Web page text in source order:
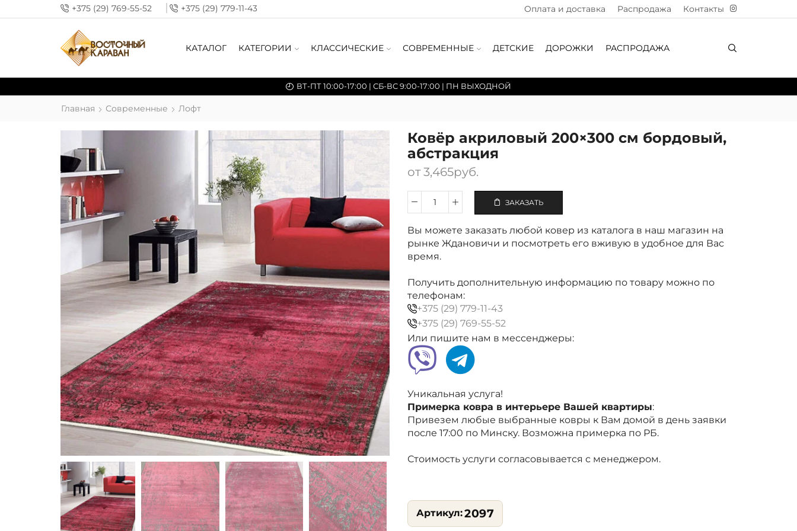
+375 (29) 769-55-52 +375 (29) 779-11-43 Оплата и доставка Распродажа Контакты
КАТАЛОГ КАТЕГОРИИ КЛАССИЧЕСКИЕ СОВРЕМЕННЫЕ ДЕТСКИЕ ДОРОЖКИ РАСПРОДАЖА
ВТ-ПТ 10:00-17:00 | СБ-ВС 9:00-17:00 | ПН ВЫХОДНОЙ
Главная Современные Лофт
Ковёр акриловый 200×300 см бордовый,
абстракция
от3,465руб.
Количество
акриловый
200×300
см
абстракция
ЗАКАЗАТЬ
Вы можете заказать любой ковер из каталога в наш магазин на
рынке Ждановичи и посмотреть его вживую в удобное для Вас
время.
Получить дополнительную информацию по товару можно по
телефонам:
+375 (29) 779-11-43
+375 (29) 769-55-52
Или пишите нам в мессенджеры:
Уникальная услуга!
Примерка ковра в интерьере Вашей квартиры:
Привезем любые выбранные ковры к Вам домой в день заявки
после 17:00 по Минску. Возможна примерка по РБ.
Стоимость услуги согласовывается с менеджером.
2097